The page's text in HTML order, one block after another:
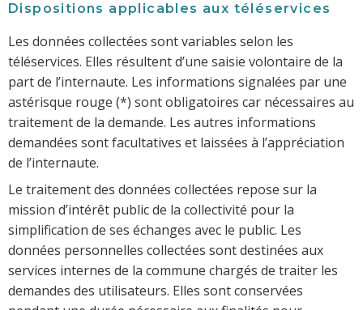
Dispositions applicables aux téléservices
Les données collectées sont variables selon les
téléservices. Elles résultent d’une saisie volontaire de la
part de l’internaute. Les informations signalées par une
astérisque rouge (*) sont obligatoires car nécessaires au
traitement de la demande. Les autres informations
demandées sont facultatives et laissées à l’appréciation
de l’internaute.
Le traitement des données collectées repose sur la
mission d’intérêt public de la collectivité pour la
simplification de ses échanges avec le public. Les
données personnelles collectées sont destinées aux
services internes de la commune chargés de traiter les
demandes des utilisateurs. Elles sont conservées